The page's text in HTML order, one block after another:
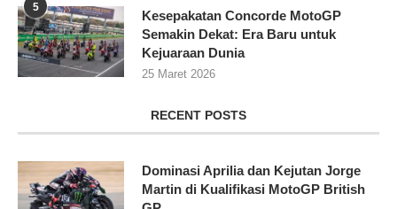
5
Kesepakatan Concorde MotoGP
Semakin Dekat: Era Baru untuk
Kejuaraan Dunia
25 Maret 2026
RECENT POSTS
Dominasi Aprilia dan Kejutan Jorge
Martin di Kualifikasi MotoGP British